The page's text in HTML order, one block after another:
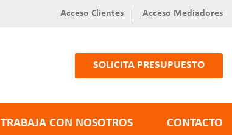
Acceso Clientes Acceso Mediadores
SOLICITA PRESUPUESTO
TRABAJA CON NOSOTROS CONTACTO